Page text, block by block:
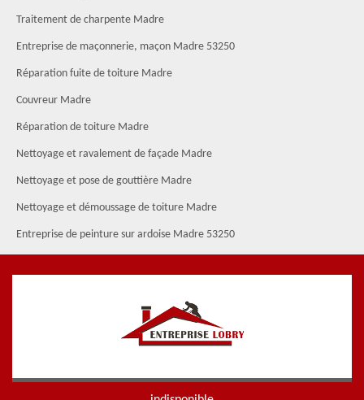
Traitement de charpente Madre
Entreprise de maçonnerie, maçon Madre 53250
Réparation fuite de toiture Madre
Couvreur Madre
Réparation de toiture Madre
Nettoyage et ravalement de façade Madre
Nettoyage et pose de gouttière Madre
Nettoyage et démoussage de toiture Madre
Entreprise de peinture sur ardoise Madre 53250